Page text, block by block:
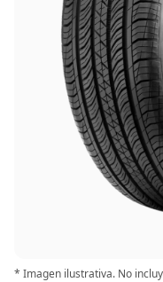
* Imagen ilustrativa. No